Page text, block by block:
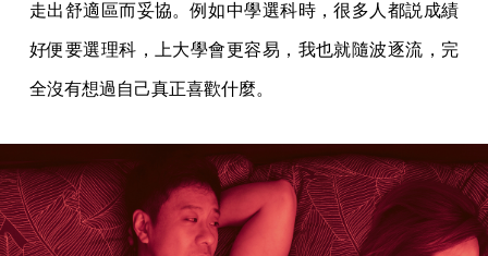
走出舒適區而妥協。例如中學選科時，很多人都説成績
好便要選理科，上大學會更容易，我也就隨波逐流，完
全沒有想過自己真正喜歡什麼。